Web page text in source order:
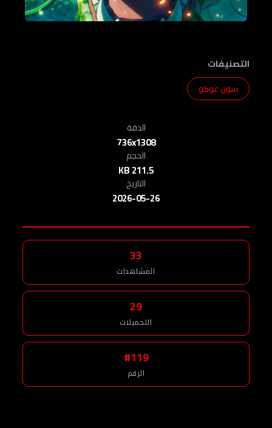
التصنيفات
سون غوكو
الدقة
736x1308
الحجم
211.5 KB
التاريخ
2026-05-26
33
المشاهدات
29
التحميلات
#119
الرقم